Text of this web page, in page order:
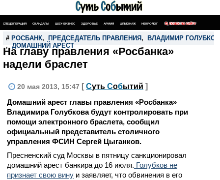
СПЕЦОПЕРАЦИЯ СКАНДАЛЫ ШОУ-БИЗНЕС ЗДОРОВЬЕ АРМИЯ ШПИОНАЖ НЕКРОЛОГ ПОИСК ПО САЙТУ
# РОСБАНК, ПРЕДСЕДАТЕЛЬ ПРАВЛЕНИЯ ,
ВЛАДИМИР ГОЛУБКОВ
, ДОМАШНИЙ АРЕСТ
На главу правления «Росбанка»
надели браслет
20 мая 2013, 15:47 [ Суть Событий ]
Домашний арест главы правления «Росбанка»
Владимира Голубкова будут контролировать при
помощи электронного браслета, сообщил
официальный представитель столичного
управления ФСИН Сергей Цыганков.
Пресненский суд Москвы в пятницу санкционировал
домашний арест банкира до 16 июля. Голубков не
признает свою вину и заявляет, что обвинения в его